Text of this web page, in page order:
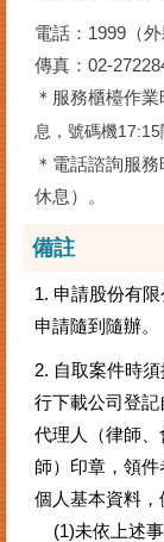
電話：1999（
傳真：02-
＊服務櫃檯作業
息，號碼機
＊電話諮詢服
休息）。
備註
1. 申請股份有
申請隨到隨辦。
2. 自取案件時
行下載公司登
代理人（律師
師）印章，領
個人基本資料，
(1)未依上述事